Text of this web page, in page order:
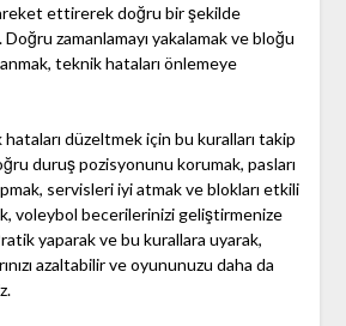
ettirerek doğru bir şekilde
Doğru zamanlamayı yakalamak ve bloğu
teknik hataları önlemeye
düzeltmek için bu kuralları takip
duruş pozisyonunu korumak, pasları
servisleri iyi atmak ve blokları etkili
voleybol becerilerinizi geliştirmenize
yaparak ve bu kurallara uyarak,
azaltabilir ve oyununuzu daha da